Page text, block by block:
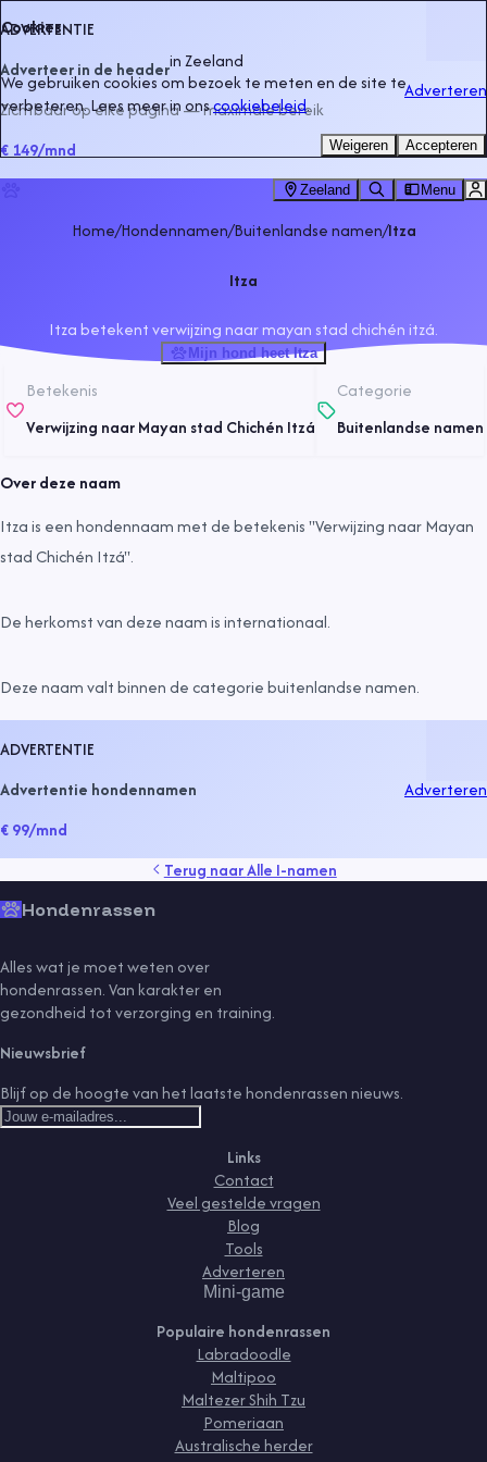
ADVERTENTIE
Adverteer in de headerinZeeland
Zichtbaar op elke pagina — maximale bereik
€ 149/mnd
Adverteren
Zeeland Menu
Home/Hondennamen/Buitenlandse namen/Itza
Itza
Itza betekent verwijzing naar mayan stad chichén itzá.
Mijn hond heet Itza
Betekenis
Verwijzing naar Mayan stad Chichén Itzá
Categorie
Buitenlandse namen
Over deze naam
Itza is een hondennaam met de betekenis "Verwijzing naar Mayan
stad Chichén Itzá".
De herkomst van deze naam isinternationaal.
Deze naam valt binnen de categoriebuitenlandse namen.
ADVERTENTIE
Advertentie hondennamen
€ 99/mnd
Adverteren
Terug naarAlle I-namen
Hondenrassen
Alles wat je moet weten over
hondenrassen. Van karakter en
gezondheid tot verzorging en training.
Nieuwsbrief
Blijf op de hoogte van het laatste hondenrassen nieuws.
Links
Contact
Veel gestelde vragen
Blog
Tools
Adverteren
Mini-game
Populaire hondenrassen
Labradoodle
Maltipoo
Maltezer Shih Tzu
Pomeriaan
Australische herder
Cookies
We gebruiken cookies om bezoek te meten en de site te
verbeteren. Lees meer in onscookiebeleid.
Weigeren Accepteren